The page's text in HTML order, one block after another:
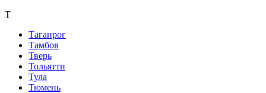
Т
Таганрог
Тамбов
Тверь
Тольятти
Тула
Тюмень